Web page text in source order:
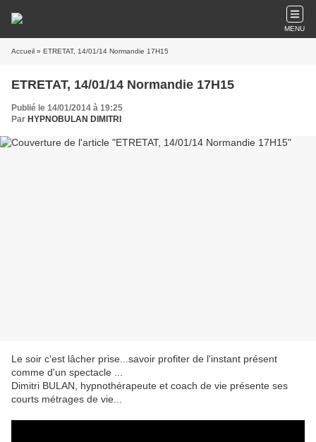
MENU
Accueil » ETRETAT, 14/01/14 Normandie 17H15
ETRETAT, 14/01/14 Normandie 17H15
Publié le 14/01/2014 à 19:25
Par HYPNOBULAN DIMITRI
Le soir c'est lâcher prise...savoir profiter de l'instant présent
comme d'un spectacle ...
Dimitri BULAN, hypnothérapeute et coach de vie présente ses
courts métrages de vie...